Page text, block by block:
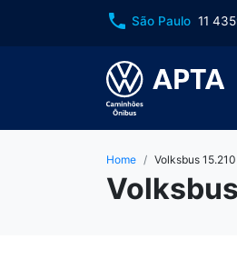
phone São Paulo 11
Home Volksbus